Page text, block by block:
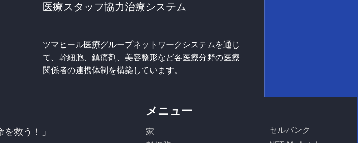
医療スタッフ協力治療システム
ツマヒール医療グループネットワークシステムを通じ
て、幹細胞、鎮痛剤、美容整形など各医療分野の医療
関係者の連携体制を構築しています。
救う！」
メニュー
家
セルバンク